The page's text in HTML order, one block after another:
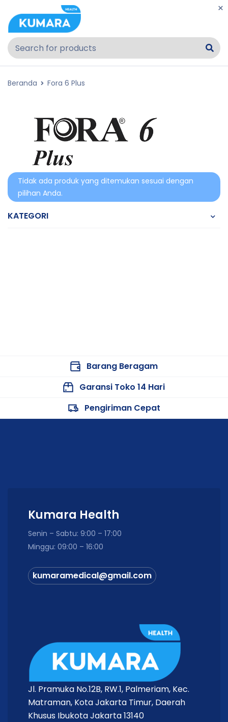
Beranda Fora 6 Plus
KATEGORI
Tidak ada produk yang ditemukan sesuai dengan
pilihan Anda.
Barang Beragam
Garansi Toko 14 Hari
Pengiriman Cepat
Kumara Health
Senin – Sabtu: 9:00 – 17:00
Minggu: 09:00 – 16:00
kumaramedical@gmail.com
Jl. Pramuka No.12B, RW.1, Palmeriam, Kec.
Matraman, Kota Jakarta Timur, Daerah
Khusus Ibukota Jakarta 13140